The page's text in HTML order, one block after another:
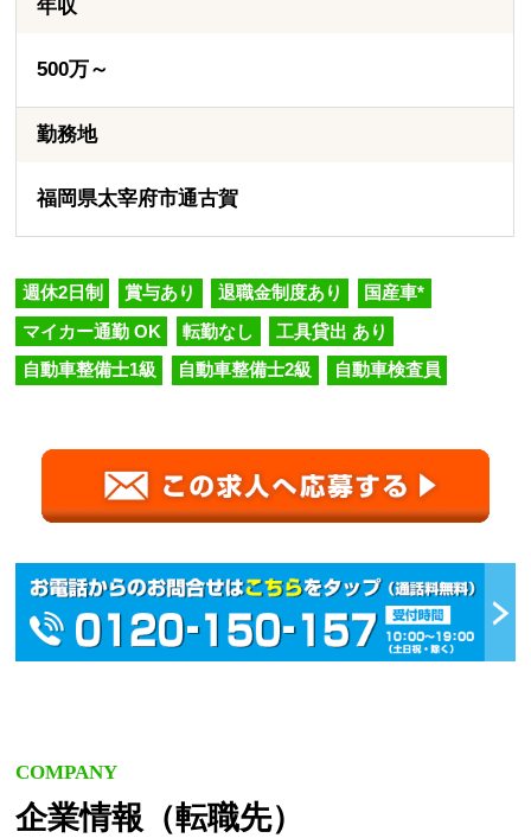
年収
500万～
勤務地
福岡県太宰府市通古賀
週休2日制 賞与あり 退職金制度あり 国産車*
マイカー通勤 OK 転勤なし 工具貸出 あり
自動車整備士1級 自動車整備士2級 自動車検査員
COMPANY
企業情報（転職先）